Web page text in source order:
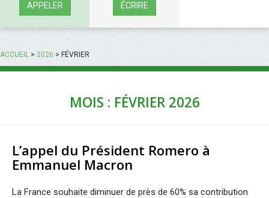
APPELER ÉCRIRE
ACCUEIL>2026> FÉVRIER
MOIS : FÉVRIER 2026
L’appel du Président Romero à
Emmanuel Macron
La France souhaite diminuer de près de 60% sa contribution